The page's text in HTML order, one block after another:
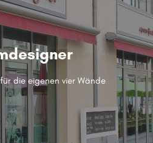
die eigenen vier Wände